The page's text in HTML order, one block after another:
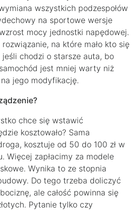
wszystkich podzespołów
na sportowe wersje
mocy jednostki napędowej.
na które mało kto się
jeśli chodzi o starsze auta, bo
jest mniej warty niż
jego modyfikację.
chce się wstawić
kosztowało? Sama
kosztuje od 50 do 100 zł w
Więcej zapłacimy za modele
Wynika to ze stopnia
Do tego trzeba doliczyć
ale całość powinna się
Pytanie tylko czy